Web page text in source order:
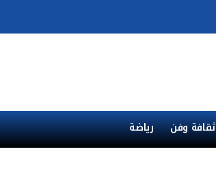
ثقافة وفن رياضة